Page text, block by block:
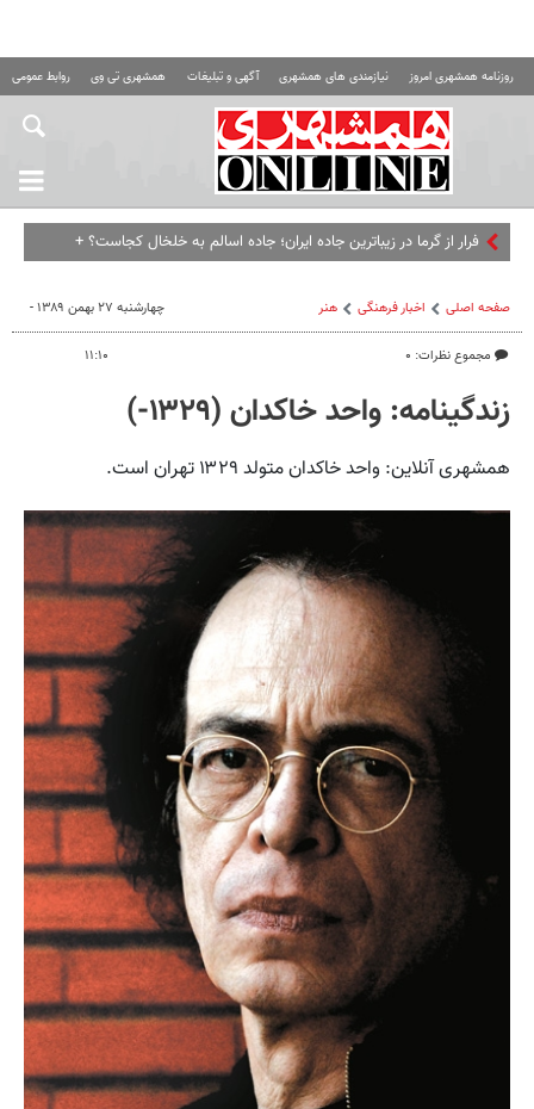
روزنامه همشهری امروز نیازمندی های همشهری آگهی و تبلیغات همشهری تی وی روابط عمومی
فرار از گرما در زیباترین جاده ایران؛ جاده اسالم به خلخال کجاست؟ +
صفحه اصلی اخبار فرهنگی هنر
مجموع نظرات: ۰
چهارشنبه ۲۷ بهمن ۱۳۸۹ -
۱۱:۱۰
زندگینامه: واحد خاکدان (۱۳۲۹-)
همشهری آنلاین: واحد خاکدان متولد ۱۳۲۹ تهران است.